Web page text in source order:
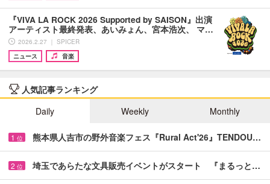
『VIVA LA ROCK 2026 Supported by SAISON』出演
アーティスト最終発表、あいみょん、宮本浩次、 マ…
2026.2.27 ｜ SPICER
ニュース
音楽
人気記事ランキング
Daily
Weekly Monthly
1 位 熊本県人吉市の野外音楽フェス『Rural Act'26』TENDOU…
2 位 埼玉であらたな文具販売イベントがスタート 『まるっと…